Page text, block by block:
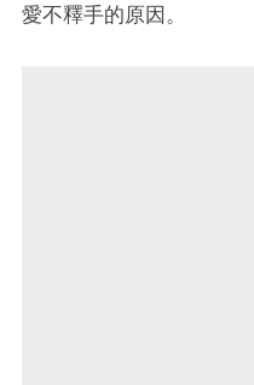
愛不釋手的原因。